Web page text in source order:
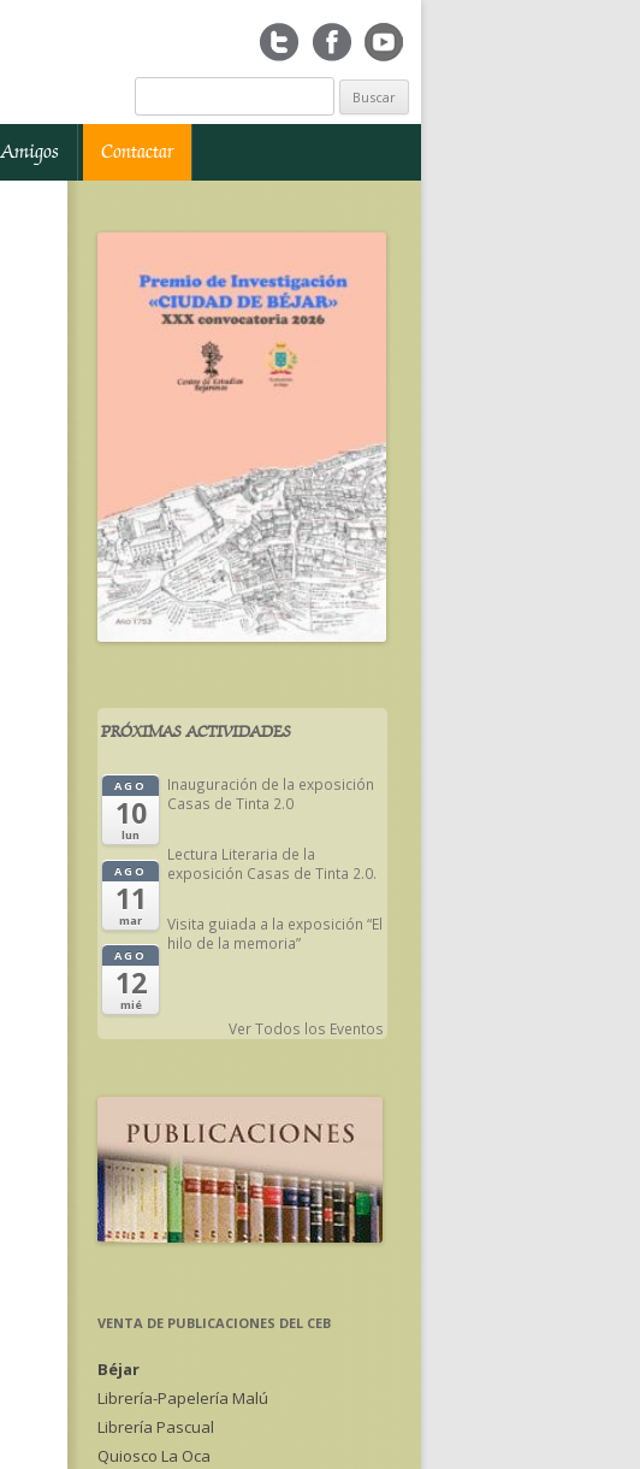
Buscar:
Amigos Contactar
PRÓXIMAS ACTIVIDADES
AGO
10
lun
Inauguración de la exposición
Casas de Tinta 2.0
AGO
11
mar
Lectura Literaria de la
exposición Casas de Tinta 2.0.
AGO
12
mié
Visita guiada a la exposición “El
hilo de la memoria”
Ver Todos los Eventos
VENTA DE PUBLICACIONES DEL CEB
Béjar
Librería-Papelería Malú
Librería Pascual
Quiosco La Oca